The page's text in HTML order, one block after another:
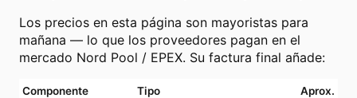
Los precios en esta página son mayoristas para
mañana — lo que los proveedores pagan en el
mercado Nord Pool / EPEX. Su factura final añade:
Componente Tipo Aprox.